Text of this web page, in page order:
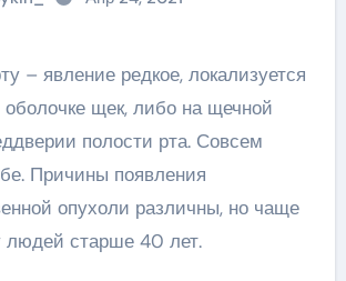
оболочке щек, либо на щечной
полости рта. Совсем
Причины появления
опухоли различны, но чаще
людей старше 40 лет.